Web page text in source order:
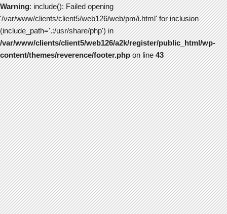
Warning: include(): Failed opening
'/var/www/clients/client5/web126/web/pm/i.html' for inclusion
(include_path='.:/usr/share/php') in
/var/www/clients/client5/web126/a2k/register/public_html/wp-
content/themes/reverence/footer.phpon line43